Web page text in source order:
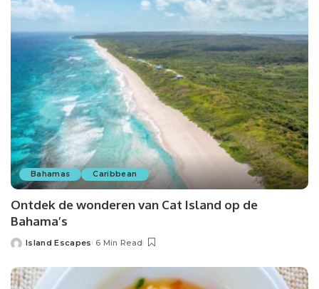
Bahamas Caribbean
Ontdek de wonderen van Cat Island op de
Bahama’s
Island Escapes 6 Min Read